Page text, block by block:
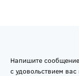
Напишите
с удовольствием